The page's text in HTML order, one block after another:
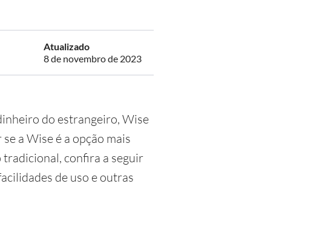
Atualizado
8 de novembro de 2023
do estrangeiro, Wise
a Wise é a opção mais
confira a seguir
de uso e outras